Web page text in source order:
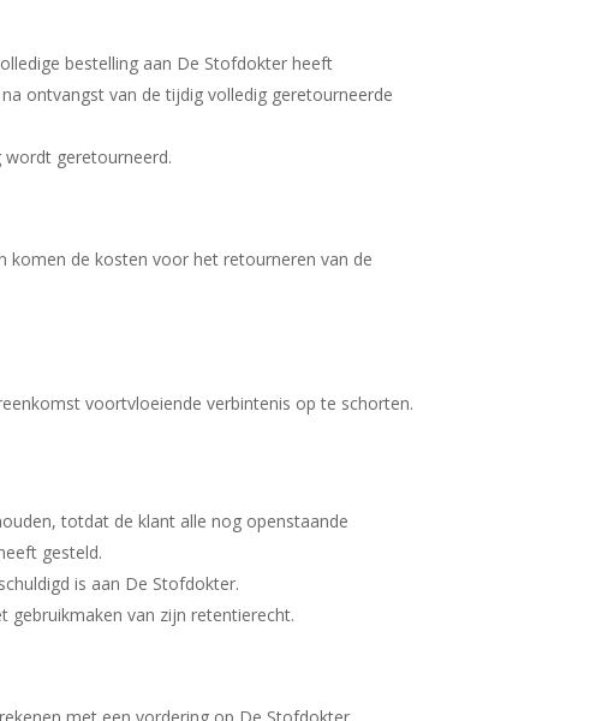
bestelling aan De Stofdokter heeft
ontvangst van de tijdig volledig geretourneerde
geretourneerd.
komen de kosten voor het retourneren van de
voortvloeiende verbintenis op te schorten.
totdat de klant alle nog openstaande
gesteld.
is aan De Stofdokter.
gebruikmaken van zijn retentierecht.